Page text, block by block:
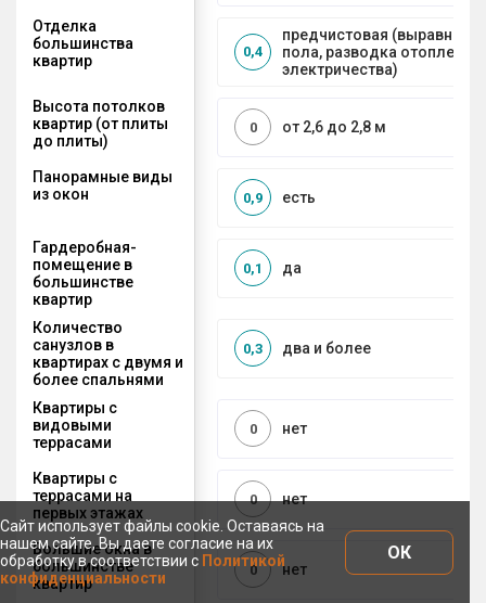
Отделка
большинства
квартир
предчистовая
пола, разводка отопления
электричества)
0,4
Высота потолков
квартир (от плиты
до плиты)
от 2,6 до 2,8 м
0
Панорамные виды
из окон
есть
0,9
Гардеробная-
помещение в
большинстве
квартир
да
0,1
Количество
санузлов в
квартирах с двумя и
более спальнями
два и более
0,3
Квартиры с
видовыми
террасами
нет
0
Квартиры с
террасами на
первых этажах
нет
0
Большие окна в
большинстве
квартир
нет
0
Сайт использует файлы cookie. Оставаясь на
нашем сайте, Вы даете согласие на их
обработку в соответствии с Политикой
конфиденциальности
ОК